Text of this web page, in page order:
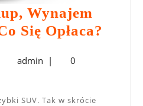
Wynajem
Się Opłaca?
adminadmin
|
0